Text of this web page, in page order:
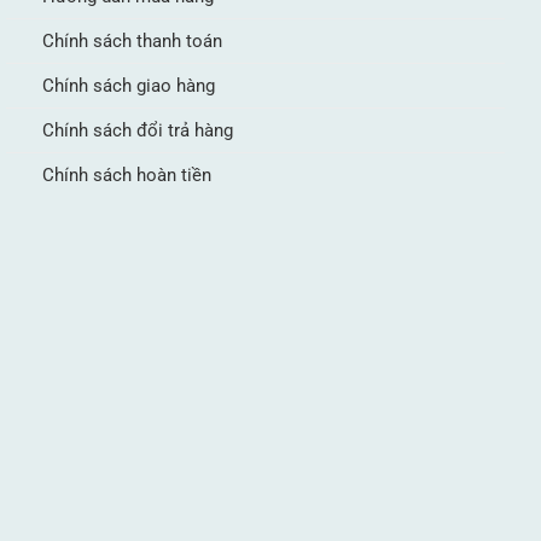
Chính sách thanh toán
Chính sách giao hàng
Chính sách đổi trả hàng
Chính sách hoàn tiền